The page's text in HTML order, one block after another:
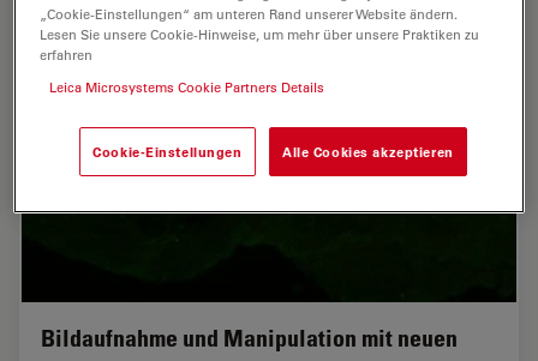
Bildaufnahme und Manipulation mit neuen
„Cookie-Einstellungen“ am unteren Rand unserer Website ändern.
Lesen Sie unsere Cookie-Hinweise, um mehr über unsere Praktiken zu
erfahren
Leica Microsystems Cookie Partners Details
Cookie-Einstellungen Alle Cookies akzeptieren